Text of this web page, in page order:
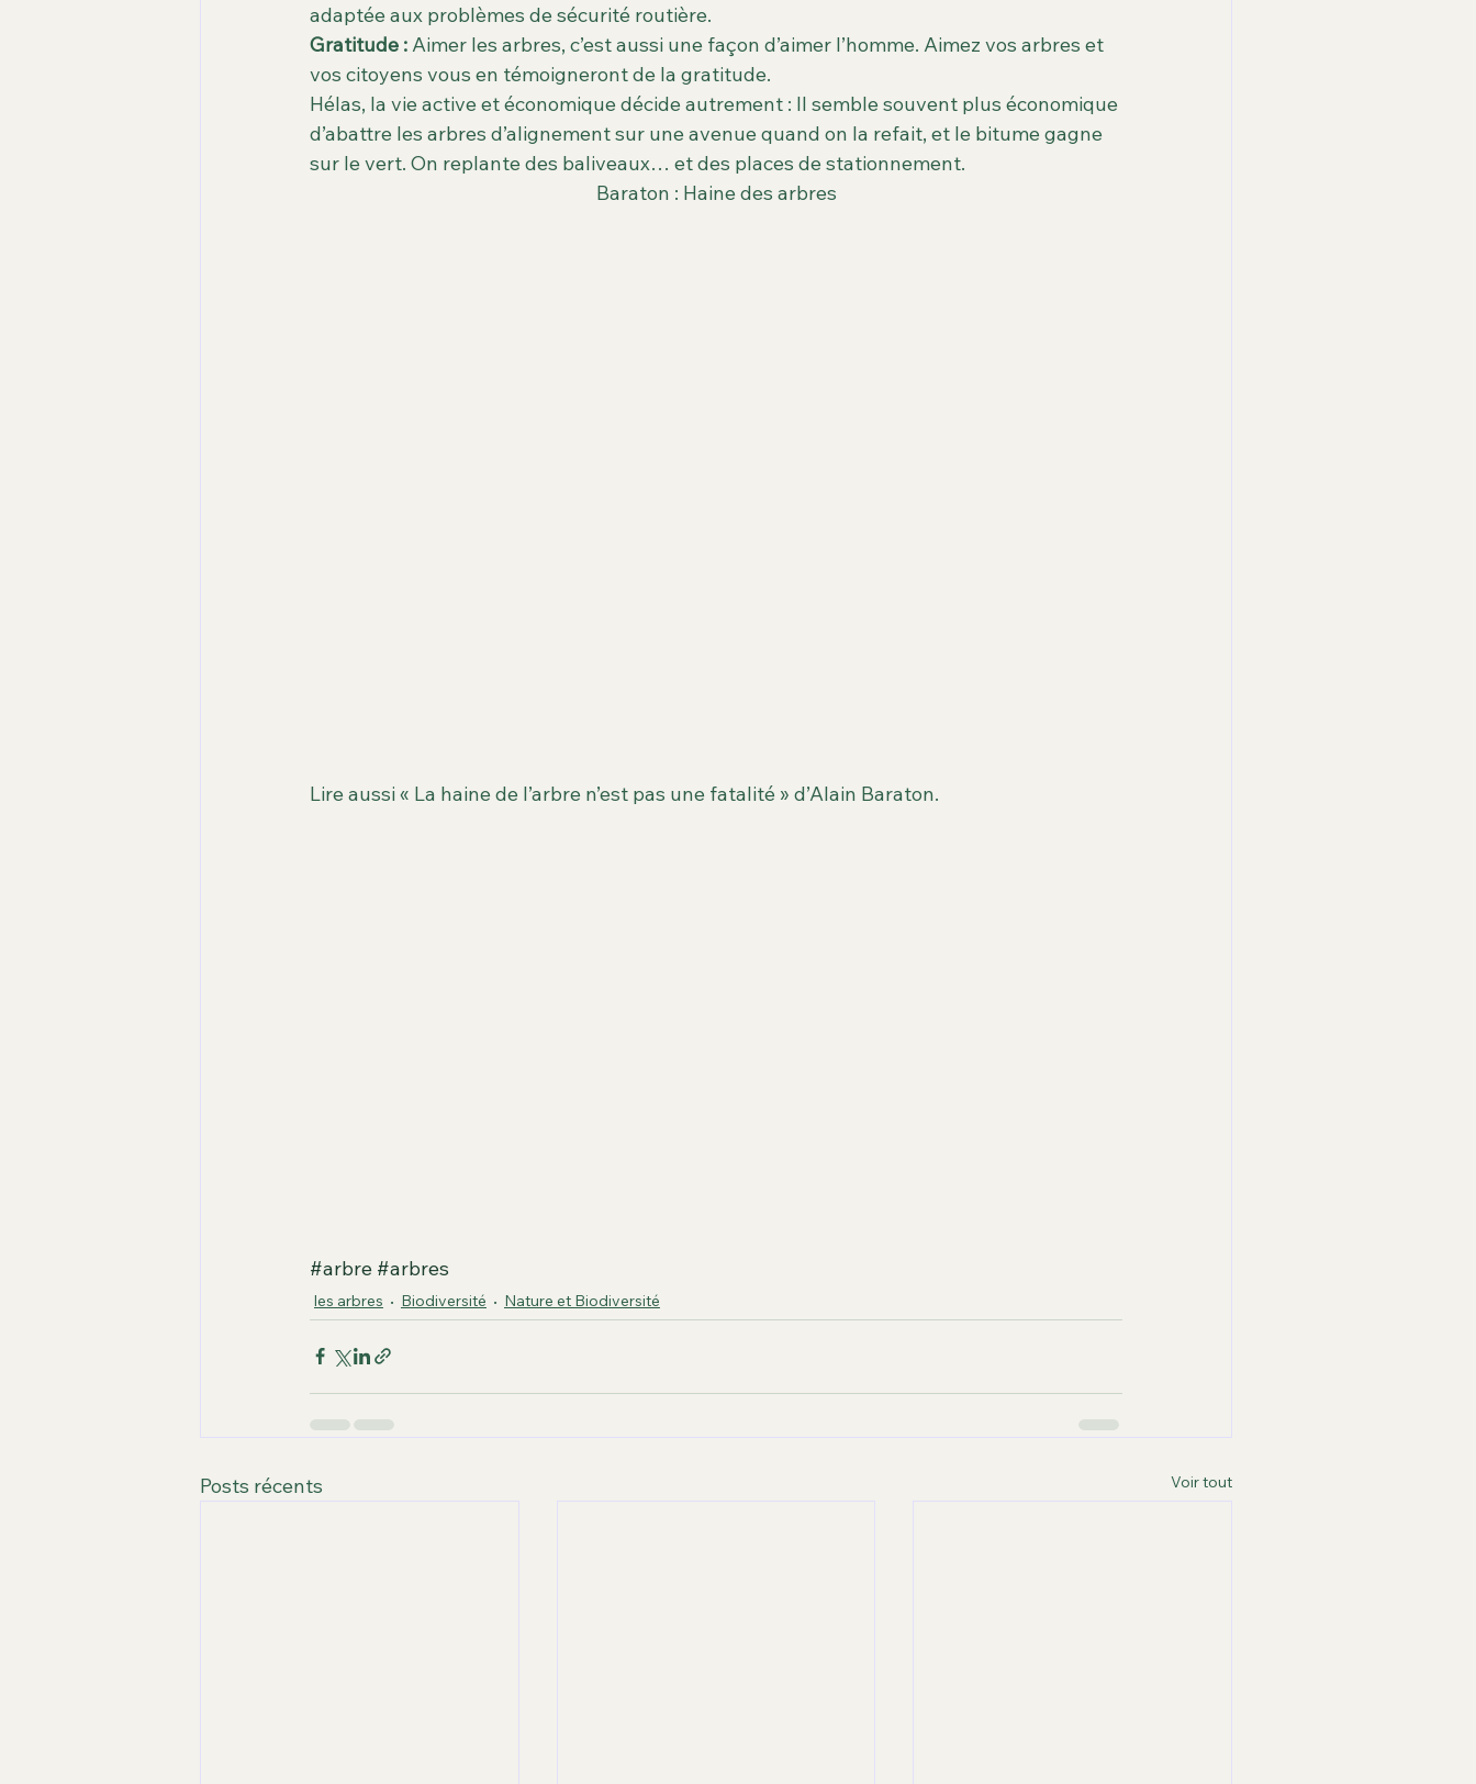
adaptée aux problèmes de sécurité routière.
Gratitude : Aimer les arbres, c’est aussi une façon d’aimer l’homme. Aimez vos arbres et
vos citoyens vous en témoigneront de la gratitude.
Hélas, la vie active et économique décide autrement : Il semble souvent plus économique
d’abattre les arbres d’alignement sur une avenue quand on la refait, et le bitume gagne
sur le vert. On replante des baliveaux… et des places de stationnement.
Baraton : Haine des arbres
Lire aussi « La haine de l’arbre n’est pas une fatalité » d’Alain Baraton.
#arbre #arbres
les arbres Biodiversité Nature et Biodiversité
Posts récents Voir tout